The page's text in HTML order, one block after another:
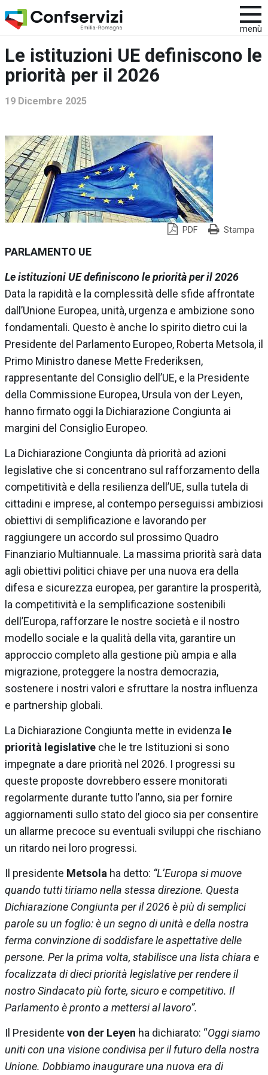
menù
Le istituzioni UE definiscono le
priorità per il 2026
19 Dicembre 2025
PDF Stampa
PARLAMENTO UE
Le istituzioni UE definiscono le priorità per il 2026
Data la rapidità e la complessità delle sfide affrontate
dall’Unione Europea, unità, urgenza e ambizione sono
fondamentali. Questo è anche lo spirito dietro cui la
Presidente del Parlamento Europeo, Roberta Metsola, il
Primo Ministro danese Mette Frederiksen,
rappresentante del Consiglio dell’UE, e la Presidente
della Commissione Europea, Ursula von der Leyen,
hanno firmato oggi la Dichiarazione Congiunta ai
margini del Consiglio Europeo.
La Dichiarazione Congiunta dà priorità ad azioni
legislative che si concentrano sul rafforzamento della
competitività e della resilienza dell’UE, sulla tutela di
cittadini e imprese, al contempo perseguissi ambiziosi
obiettivi di semplificazione e lavorando per
raggiungere un accordo sul prossimo Quadro
Finanziario Multiannuale. La massima priorità sarà data
agli obiettivi politici chiave per una nuova era della
difesa e sicurezza europea, per garantire la prosperità,
la competitività e la semplificazione sostenibili
dell’Europa, rafforzare le nostre società e il nostro
modello sociale e la qualità della vita, garantire un
approccio completo alla gestione più ampia e alla
migrazione, proteggere la nostra democrazia,
sostenere i nostri valori e sfruttare la nostra influenza
e partnership globali.
La Dichiarazione Congiunta mette in evidenza le
priorità legislative che le tre Istituzioni si sono
impegnate a dare priorità nel 2026. I progressi su
queste proposte dovrebbero essere monitorati
regolarmente durante tutto l’anno, sia per fornire
aggiornamenti sullo stato del gioco sia per consentire
un allarme precoce su eventuali sviluppi che rischiano
un ritardo nei loro progressi.
Il presidente Metsola ha detto: “L’Europa si muove
quando tutti tiriamo nella stessa direzione. Questa
Dichiarazione Congiunta per il 2026 è più di semplici
parole su un foglio: è un segno di unità e della nostra
ferma convinzione di soddisfare le aspettative delle
persone. Per la prima volta, stabilisce una lista chiara e
focalizzata di dieci priorità legislative per rendere il
nostro Sindacato più forte, sicuro e competitivo. Il
Parlamento è pronto a mettersi al lavoro”.
Il Presidente von der Leyen ha dichiarato: “Oggi siamo
uniti con una visione condivisa per il futuro della nostra
Unione. Dobbiamo inaugurare una nuova era di